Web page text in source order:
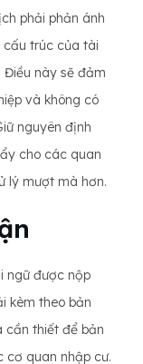
phải phản ánh
trúc của tài
Điều này sẽ đảm
và không có
nguyên định
cho các quan
lý mượt mà hơn.
ngữ được nộp
kèm theo bản
cần thiết để bản
cơ quan nhập cư.